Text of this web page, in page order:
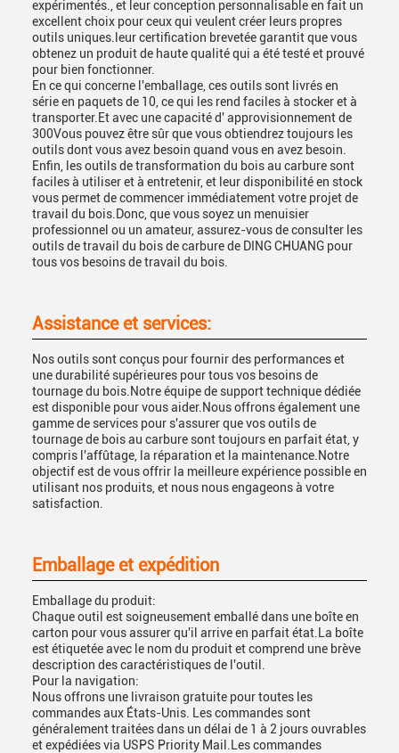
expérimentés., et leur conception personnalisable en fait un
excellent choix pour ceux qui veulent créer leurs propres
outils uniques.leur certification brevetée garantit que vous
obtenez un produit de haute qualité qui a été testé et prouvé
pour bien fonctionner.
En ce qui concerne l'emballage, ces outils sont livrés en
série en paquets de 10, ce qui les rend faciles à stocker et à
transporter.Et avec une capacité d' approvisionnement de
300Vous pouvez être sûr que vous obtiendrez toujours les
outils dont vous avez besoin quand vous en avez besoin.
Enfin, les outils de transformation du bois au carbure sont
faciles à utiliser et à entretenir, et leur disponibilité en stock
vous permet de commencer immédiatement votre projet de
travail du bois.Donc, que vous soyez un menuisier
professionnel ou un amateur, assurez-vous de consulter les
outils de travail du bois de carbure de DING CHUANG pour
tous vos besoins de travail du bois.
Assistance et services:
Nos outils sont conçus pour fournir des performances et
une durabilité supérieures pour tous vos besoins de
tournage du bois.Notre équipe de support technique dédiée
est disponible pour vous aider.Nous offrons également une
gamme de services pour s'assurer que vos outils de
tournage de bois au carbure sont toujours en parfait état, y
compris l'affûtage, la réparation et la maintenance.Notre
objectif est de vous offrir la meilleure expérience possible en
utilisant nos produits, et nous nous engageons à votre
satisfaction.
Emballage et expédition
Emballage du produit:
Chaque outil est soigneusement emballé dans une boîte en
carton pour vous assurer qu'il arrive en parfait état.La boîte
est étiquetée avec le nom du produit et comprend une brève
description des caractéristiques de l'outil.
Pour la navigation:
Nous offrons une livraison gratuite pour toutes les
commandes aux États-Unis. Les commandes sont
généralement traitées dans un délai de 1 à 2 jours ouvrables
et expédiées via USPS Priority Mail.Les commandes